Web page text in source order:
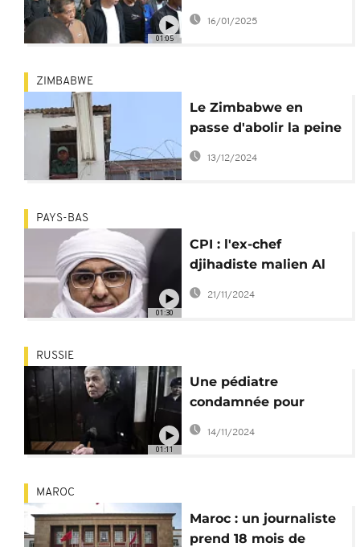
01:05
exploitation minière
illégale
16/01/2025
ZIMBABWE
Le Zimbabwe en
passe d'abolir la peine
de mort
13/12/2024
01:30
PAYS-BAS
CPI : l'ex-chef
djihadiste malien Al
Hassan condamné à
21/11/2024
01:11
RUSSIE
Une pédiatre
condamnée pour
diffusion de "fausses
informations" sur
14/11/2024
MAROC
Maroc : un journaliste
prend 18 mois de